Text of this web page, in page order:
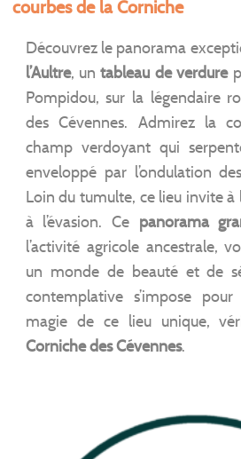
courbes de la Corniche
Découvrez le panorama
l’Aultre, untableau de verdure
Pompidou, sur la légendaire
des Cévennes. Admirez la
champ verdoyant qui
enveloppé par l’ondulation
Loin du tumulte, ce lieu invite
à l’évasion. Ce panorama
l’activité agricole ancestrale,
un monde de beauté et de
contemplative s’impose
magie de ce lieu unique,
Corniche des Cévennes.